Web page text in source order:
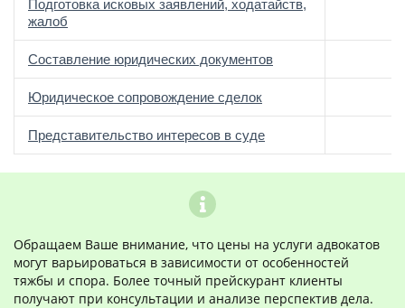
Подготовка исковых заявлений, ходатайств,
жалоб
Составление юридических документов
Юридическое сопровождение сделок
Представительство интересов в суде
Обращаем Ваше внимание, что цены на услуги адвокатов
могут варьироваться в зависимости от особенностей
тяжбы и спора. Более точный прейскурант клиенты
получают при консультации и анализе перспектив дела.